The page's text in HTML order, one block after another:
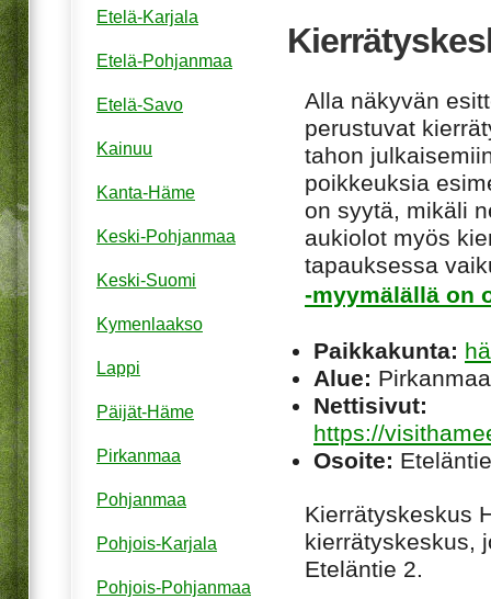
Alla näkyvän
perustuvat
tahon
poikkeuksia
on syytä, mikäli
aukiolot myös
tapauksessa
-myymälällä on
Paikkakunta:
Alue: Pirkanmaa
Nettisivut:
https://
Osoite:
Kierrätyskeskus
kierrätyskeskus,
Eteläntie 2.
Etelä-Karjala
Etelä-Pohjanmaa
Etelä-Savo
Kainuu
Kanta-Häme
Keski-Pohjanmaa
Keski-Suomi
Kymenlaakso
Lappi
Päijät-Häme
Pirkanmaa
Pohjanmaa
Pohjois-Karjala
Pohjois-Pohjanmaa